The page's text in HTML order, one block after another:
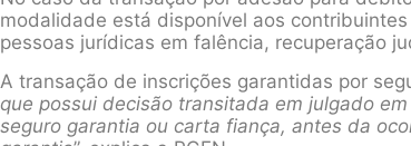
modalidade está disponível aos
pessoas jurídicas em falência, recuperação
A transação de inscrições garantidas por
que possui decisão transitada em julgado
seguro garantia ou carta fiança, antes da